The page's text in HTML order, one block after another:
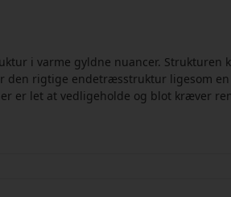
i varme gyldne nuancer. Strukturen
den rigtige endetræsstruktur ligesom
er let at vedligeholde og blot kræver